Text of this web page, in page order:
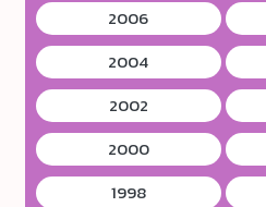
2006
2004
2002
2000
1998